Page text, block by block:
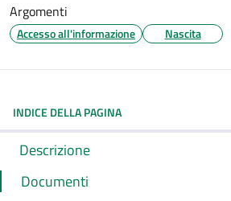
Argomenti
Accesso all'informazione Nascita
INDICE DELLA PAGINA
Descrizione
Documenti